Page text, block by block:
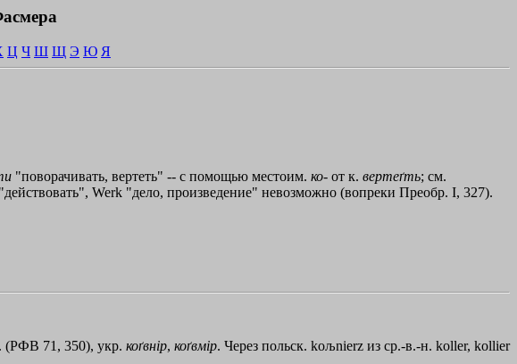
Ц Ч Ш Щ Э Ю Я
"поворачивать, вертеть" -- с помощью местоим. ко- от к. вертеґть; см.
Werk "дело, произведение" невозможно (вопреки Преобр. I, 327).
(РФВ 71, 350), укр. коґвнiр, коґвмiр. Через польск. koљnierz из ср.-в.-н. koller, kollier